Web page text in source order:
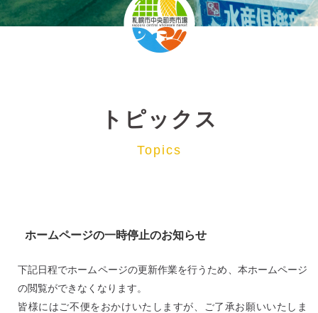
トピックス
Topics
ホームページの一時停止のお知らせ
下記日程でホームページの更新作業を行うため、本ホームページ
の閲覧ができなくなります。
皆様にはご不便をおかけいたしますが、ご了承お願いいたしま